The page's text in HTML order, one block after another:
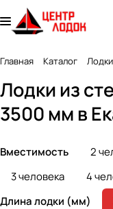
Главная Каталог Лодки
Лодки из
3500 мм в
Вместимость
2
3 человека
4
Длина лодки (мм)